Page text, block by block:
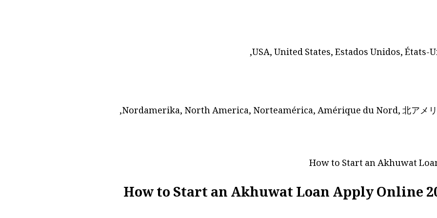
USA, United States, Estados Unidos, États-
Nordamerika, North America, Norteamérica, Amérique du Nord, 北アメリ